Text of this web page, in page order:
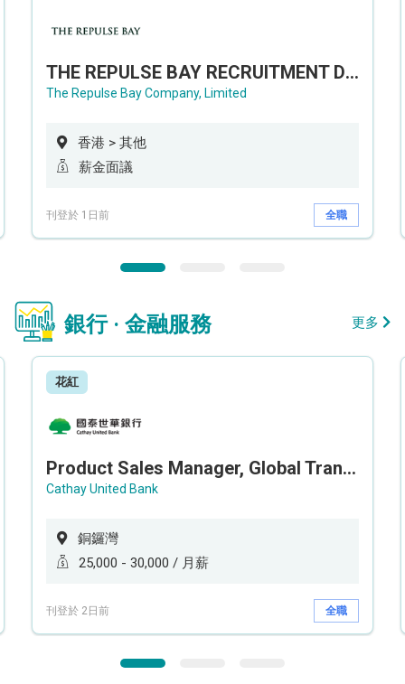
THE REPULSE BAY RECRUITMENT DAY 淺水灣影灣園人才招聘會
The Repulse Bay Company, Limited
香港 > 其他
薪金面議
刊登於 1日前 全職
銀行 · 金融服務 更多
花紅
Product Sales Manager, Global Transaction Service (GTS)
Cathay United Bank
銅鑼灣
25,000 - 30,000 / 月薪
刊登於 2日前 全職